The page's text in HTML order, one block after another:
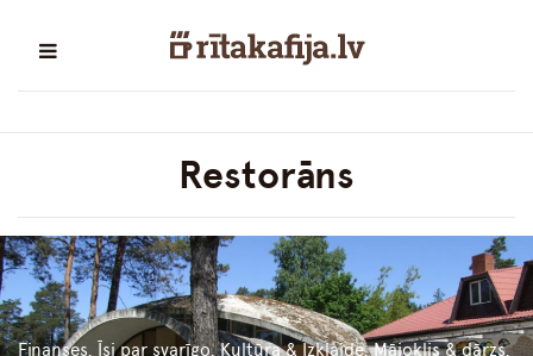
Restorāns
Finanses, Īsi par svarīgo, Kultūra & Izklaide, Mājoklis & dārzs,